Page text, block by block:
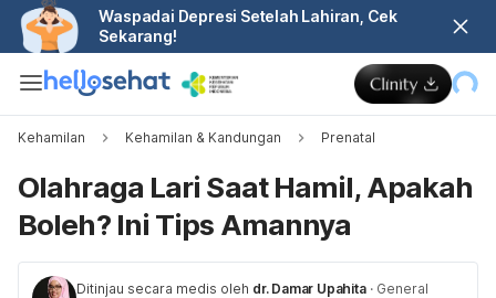
Waspadai Depresi Setelah Lahiran, Cek
Sekarang!
Kehamilan Kehamilan & Kandungan Prenatal
Olahraga Lari Saat Hamil, Apakah
Boleh? Ini Tips Amannya
Ditinjau secara medis oleh dr. Damar Upahita · General